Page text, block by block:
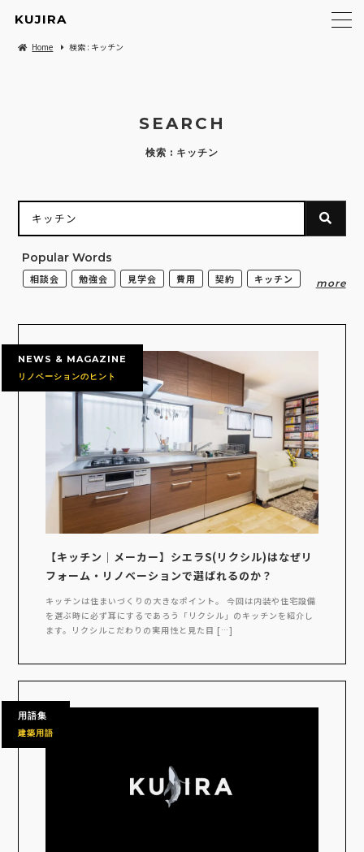
KUJIRA
Home 検索 : キッチン
SEARCH
検索 : キッチン
Popular Words
相談会 勉強会 見学会 費用 契約 キッチン
NEWS & MAGAZINE
リノベーションのヒント
【キッチン｜メーカー】シエラS(リクシル)はなぜリ
フォーム・リノベーションで選ばれるのか？
キッチンは住まいづくりの大きなポイント。 今回は内装や住宅設備
を選ぶ時に必ず耳にするであろう「リクシル」のキッチンを紹介し
ます。リクシルこだわりの実用性と見た目 […]
用語集
建築用語